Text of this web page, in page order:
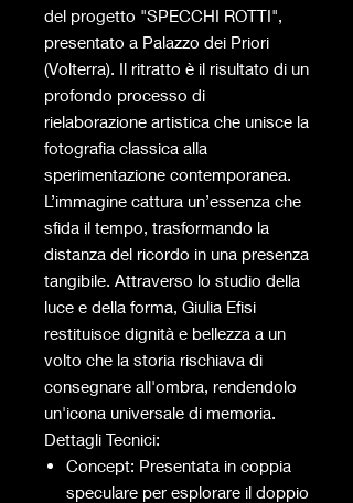
del progetto "SPECCHI ROTTI",
presentato a Palazzo dei Priori
(Volterra). Il ritratto è il risultato di un
profondo processo di
rielaborazione artistica che unisce la
fotografia classica alla
sperimentazione contemporanea.
L’immagine cattura un’essenza che
sfida il tempo, trasformando la
distanza del ricordo in una presenza
tangibile. Attraverso lo studio della
luce e della forma, Giulia Efisi
restituisce dignità e bellezza a un
volto che la storia rischiava di
consegnare all'ombra, rendendolo
un'icona universale di memoria.
Dettagli Tecnici:
Concept: Presentata in coppia
speculare per esplorare il doppio